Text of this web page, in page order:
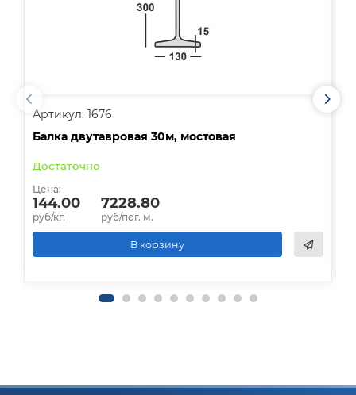
Артикул: 1676
Балка двутавровая 30м, мостовая
Достаточно
Цена:
144.00
руб/кг.
7228.80
руб/пог. м.
В корзину